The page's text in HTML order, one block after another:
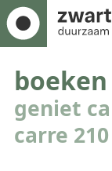
geniet
carre 210